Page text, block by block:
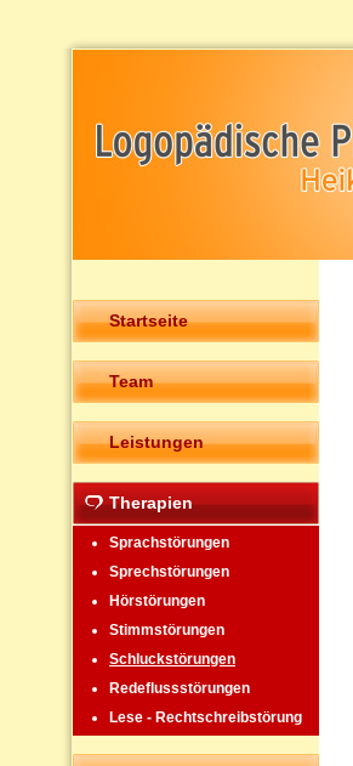
Startseite
Team
Leistungen
Therapien
Sprachstörungen
Sprechstörungen
Hörstörungen
Stimmstörungen
Schluckstörungen
Redeflussstörungen
Lese - Rechtschreibstörung